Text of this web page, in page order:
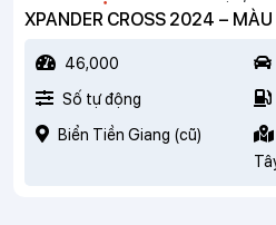
XPANDER CROSS 2024 –
46,000
Số tự động
Biển Tiền Giang (cũ)